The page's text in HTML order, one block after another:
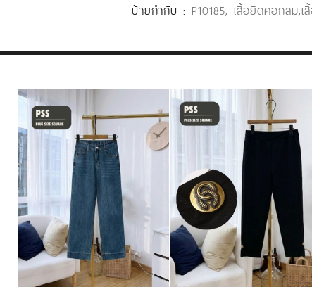
ป้ายกำกับ :P10185,เสื้อยืดคอกลม,เ